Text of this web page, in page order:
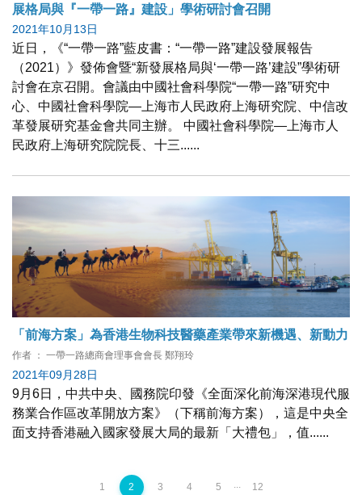
展格局與『一帶一路』建設」學術研討會召開
2021年10月13日
近日，《“一帶一路”藍皮書：“一帶一路”建設發展報告
（2021）》發佈會暨“新發展格局與‘一帶一路’建設”學術研
討會在京召開。會議由中國社會科學院“一帶一路”研究中
心、中國社會科學院—上海市人民政府上海研究院、中信改
革發展研究基金會共同主辦。 中國社會科學院—上海市人
民政府上海研究院院長、十三......
「前海方案」為香港生物科技醫藥產業帶來新機遇、新動力
作者 ： 一帶一路總商會理事會會長 鄭翔玲
2021年09月28日
9月6日，中共中央、國務院印發《全面深化前海深港現代服
務業合作區改革開放方案》（下稱前海方案），這是中央全
面支持香港融入國家發展大局的最新「大禮包」，值......
1 2 3 4 5 ... 12